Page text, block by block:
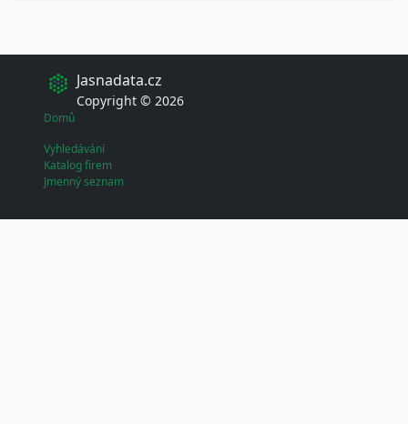
Jasnadata.cz
Copyright © 2026
Domů
Vyhledávání
Katalog firem
Jmenný seznam